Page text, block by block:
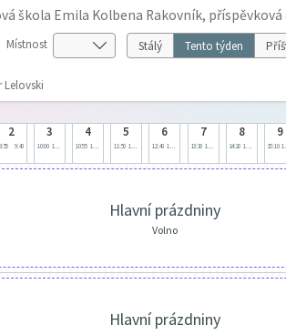
škola Emila Kolbena Rakovník,
Místnost Stálý Tento týden
Lelovski
2
8:55 9:40
3
10:00 10:45
4
10:55 11:40
5
11:50 12:35
6
12:40 13:25
7
13:30 14:15
8
14:20 15:05
9
15:10
Hlavní prázdniny
Volno
Hlavní prázdniny